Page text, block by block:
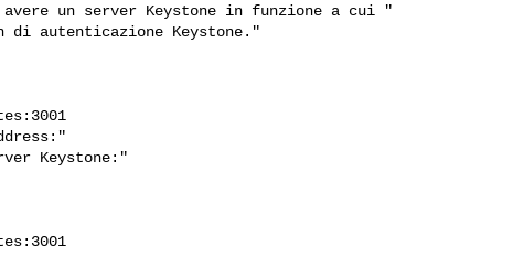
avere un server Keystone in funzione a cui "
di autenticazione Keystone."
Keystone:"